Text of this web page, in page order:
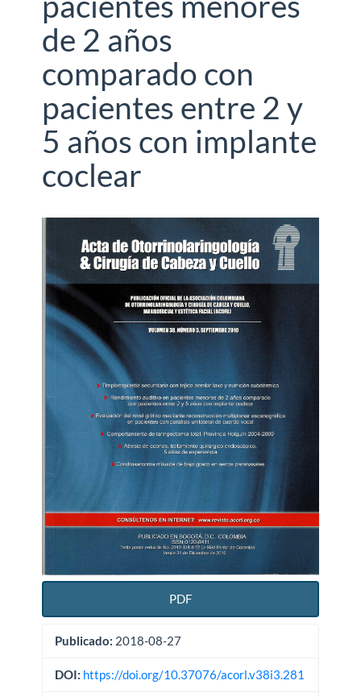
de 2 años
comparado con
pacientes entre 2 y
5 años con implante
coclear
lateral
del
artículo
PDF
Publicado: 2018-08-27
DOI: https://doi.org/10.37076/acorl.v38i3.281